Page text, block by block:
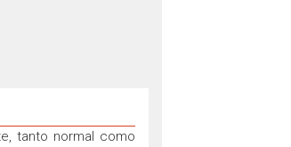
tanto normal como